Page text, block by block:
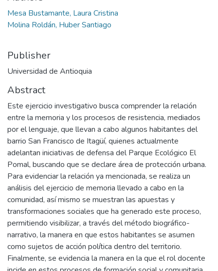
Mesa Bustamante, Laura Cristina
Molina Roldán, Huber Santiago
Publisher
Universidad de Antioquia
Abstract
Este ejercicio investigativo busca comprender la relación
entre la memoria y los procesos de resistencia, mediados
por el lenguaje, que llevan a cabo algunos habitantes del
barrio San Francisco de Itagüí, quienes actualmente
adelantan iniciativas de defensa del Parque Ecológico El
Pomal, buscando que se declare área de protección urbana.
Para evidenciar la relación ya mencionada, se realiza un
análisis del ejercicio de memoria llevado a cabo en la
comunidad, así mismo se muestran las apuestas y
transformaciones sociales que ha generado este proceso,
permitiendo visibilizar, a través del método biográfico-
narrativo, la manera en que estos habitantes se asumen
como sujetos de acción política dentro del territorio.
Finalmente, se evidencia la manera en la que el rol docente